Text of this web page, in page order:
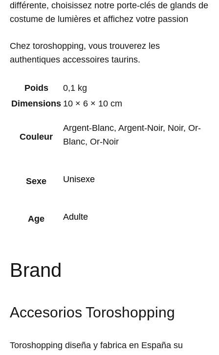
différente, choisissez notre porte-clés de glands de
costume de lumières et affichez votre passion
Chez toroshopping, vous trouverez les
authentiques accessoires taurins.
Poids
0,1 kg
Dimensions 10 × 6 × 10 cm
Couleur
Argent-Blanc, Argent-Noir, Noir, Or-
Blanc, Or-Noir
Sexe Unisexe
Age Adulte
Brand
Accesorios Toroshopping
Toroshopping diseña y fabrica en España su